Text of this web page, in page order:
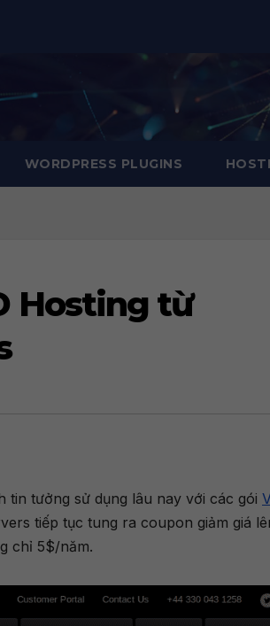
WORDPRESS PLUGINS
Hosting từ
tin tưởng sử dụng lâu nay với các gói
tiếp tục tung ra coupon giảm giá
chỉ 5$/năm.